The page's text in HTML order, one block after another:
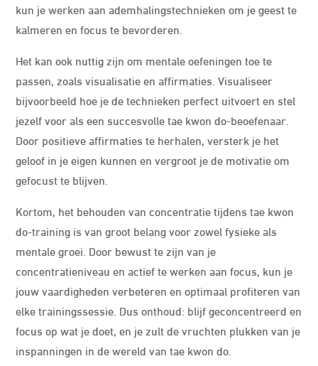
kun je werken aan ademhalingstechnieken om je geest te
kalmeren en focus te bevorderen.
Het kan ook nuttig zijn om mentale oefeningen toe te
passen, zoals visualisatie en affirmaties. Visualiseer
bijvoorbeeld hoe je de technieken perfect uitvoert en stel
jezelf voor als een succesvolle tae kwon do-beoefenaar.
Door positieve affirmaties te herhalen, versterk je het
geloof in je eigen kunnen en vergroot je de motivatie om
gefocust te blijven.
Kortom, het behouden van concentratie tijdens tae kwon
do-training is van groot belang voor zowel fysieke als
mentale groei. Door bewust te zijn van je
concentratieniveau en actief te werken aan focus, kun je
jouw vaardigheden verbeteren en optimaal profiteren van
elke trainingssessie. Dus onthoud: blijf geconcentreerd en
focus op wat je doet, en je zult de vruchten plukken van je
inspanningen in de wereld van tae kwon do.